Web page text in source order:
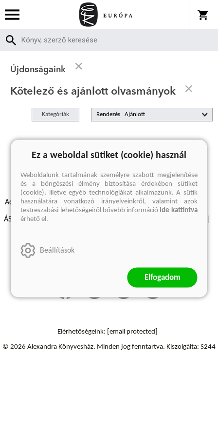
Újdonságaink
Kötelező és ajánlott olvasmányok
Kategóriák Rendezés
A keresett kifejezésre nincs találat
Adatvédelmi szabályzatok Elállási felmondási nyilatkozat
ÁSZF - Vásárlási feltételek
Szállítási információk
Elérhetőségeink: [email protected]
© 2026 Alexandra Könyvesház. Minden jog fenntartva. Kiszolgálta: S244
Ez a weboldal sütiket (cookie) használ
Weboldalunk tartalmának személyre szabott megjelenítése
és a böngészési élmény biztosítása érdekében sütiket
(cookie), illetve egyéb technológiákat alkalmazunk. A sütik
használatára vonatkozó irányelveinkről, valamint azok
testreszabási lehetőségeiről bővebb információide kattintva
érhető el.
Beállítások
Elfogadom